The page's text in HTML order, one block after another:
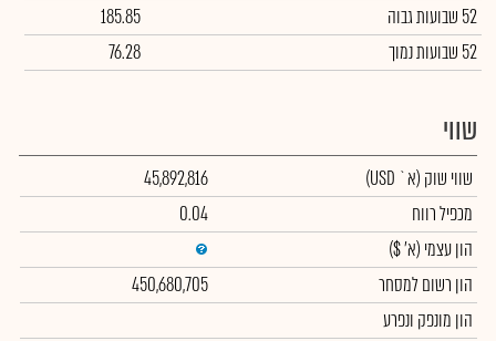
52 שבועות גבוה
185.85
52 שבועות נמוך
76.28
שווי
שווי שוק (א` USD)
45,892,816
מכפיל רווח
0.04
הון עצמי (א' $)
הון רשום למסחר
450,680,705
הון מונפק ונפרע